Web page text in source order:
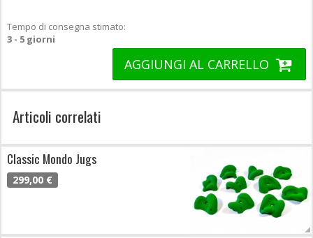
Tempo di consegna stimato:
3 - 5 giorni
AGGIUNGI AL CARRELLO
Articoli correlati
Classic Mondo Jugs
299,00 €